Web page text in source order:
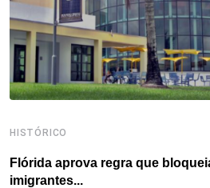
HISTÓRICO
Flórida aprova regra que
imigrantes...